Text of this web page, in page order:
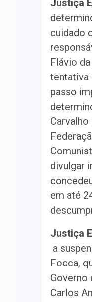
Justiça
cuidado
Flávio
tentativa
passo
divulgar
em até
Justiça
a
Focca,
Governo
Carlos